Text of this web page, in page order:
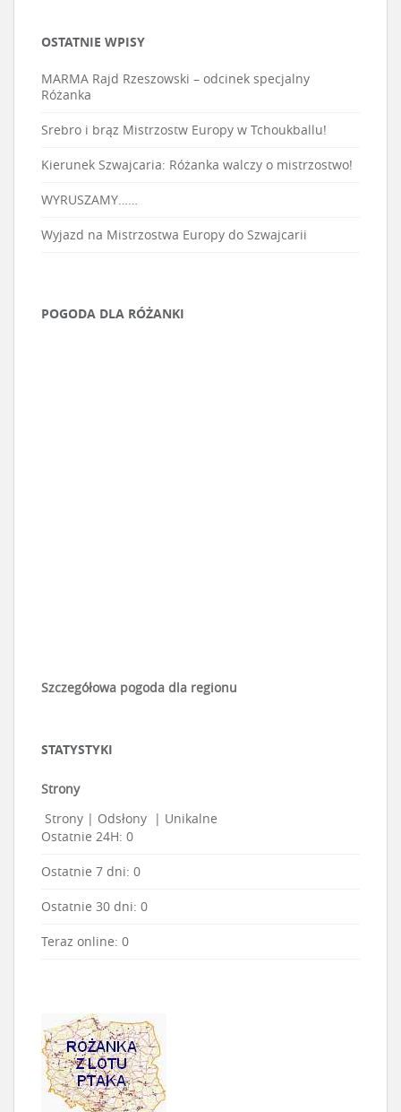
OSTATNIE WPISY
MARMA Rajd Rzeszowski – odcinek specjalny
Różanka
Srebro i brąz Mistrzostw Europy w Tchoukballu!
Kierunek Szwajcaria: Różanka walczy o mistrzostwo!
WYRUSZAMY……
Wyjazd na Mistrzostwa Europy do Szwajcarii
POGODA DLA RÓŻANKI
Szczegółowa pogoda dla regionu
STATYSTYKI
Strony
Strony | Odsłony | Unikalne
Ostatnie 24H: 0
Ostatnie 7 dni: 0
Ostatnie 30 dni: 0
Teraz online: 0